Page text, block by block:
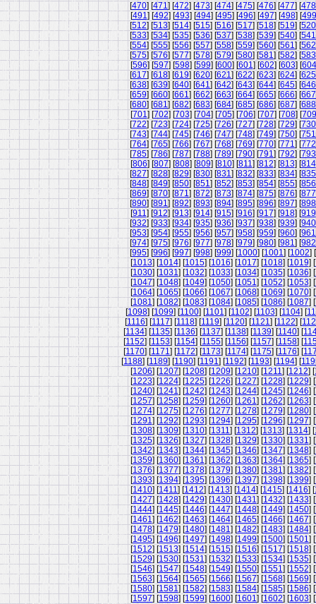
[470] [471] [472] [473] [474] [475] [476] [477] [478
[491] [492] [493] [494] [495] [496] [497] [498] [499
[512] [513] [514] [515] [516] [517] [518] [519] [520
[533] [534] [535] [536] [537] [538] [539] [540] [541
[554] [555] [556] [557] [558] [559] [560] [561] [562
[575] [576] [577] [578] [579] [580] [581] [582] [583
[596] [597] [598] [599] [600] [601] [602] [603] [604
[617] [618] [619] [620] [621] [622] [623] [624] [625
[638] [639] [640] [641] [642] [643] [644] [645] [646
[659] [660] [661] [662] [663] [664] [665] [666] [667
[680] [681] [682] [683] [684] [685] [686] [687] [688
[701] [702] [703] [704] [705] [706] [707] [708] [709
[722] [723] [724] [725] [726] [727] [728] [729] [730
[743] [744] [745] [746] [747] [748] [749] [750] [751
[764] [765] [766] [767] [768] [769] [770] [771] [772
[785] [786] [787] [788] [789] [790] [791] [792] [793
[806] [807] [808] [809] [810] [811] [812] [813] [814
[827] [828] [829] [830] [831] [832] [833] [834] [835
[848] [849] [850] [851] [852] [853] [854] [855] [856
[869] [870] [871] [872] [873] [874] [875] [876] [877
[890] [891] [892] [893] [894] [895] [896] [897] [898
[911] [912] [913] [914] [915] [916] [917] [918] [919
[932] [933] [934] [935] [936] [937] [938] [939] [940
[953] [954] [955] [956] [957] [958] [959] [960] [961
[974] [975] [976] [977] [978] [979] [980] [981] [982
[995] [996] [997] [998] [999] [1000] [1001] [1002] [
[1013] [1014] [1015] [1016] [1017] [1018] [1019] [
[1030] [1031] [1032] [1033] [1034] [1035] [1036] [
[1047] [1048] [1049] [1050] [1051] [1052] [1053] [
[1064] [1065] [1066] [1067] [1068] [1069] [1070] [
[1081] [1082] [1083] [1084] [1085] [1086] [1087] [
[1098] [1099] [1100] [1101] [1102] [1103] [1104] [
[1116] [1117] [1118] [1119] [1120] [1121] [1122] [
[1134] [1135] [1136] [1137] [1138] [1139] [1140] [
[1152] [1153] [1154] [1155] [1156] [1157] [1158] [
[1170] [1171] [1172] [1173] [1174] [1175] [1176] [
[1188] [1189] [1190] [1191] [1192] [1193] [1194] [
[1206] [1207] [1208] [1209] [1210] [1211] [1212] [
[1223] [1224] [1225] [1226] [1227] [1228] [1229] [
[1240] [1241] [1242] [1243] [1244] [1245] [1246] [
[1257] [1258] [1259] [1260] [1261] [1262] [1263] [
[1274] [1275] [1276] [1277] [1278] [1279] [1280] [
[1291] [1292] [1293] [1294] [1295] [1296] [1297] [
[1308] [1309] [1310] [1311] [1312] [1313] [1314] [
[1325] [1326] [1327] [1328] [1329] [1330] [1331] [
[1342] [1343] [1344] [1345] [1346] [1347] [1348] [
[1359] [1360] [1361] [1362] [1363] [1364] [1365] [
[1376] [1377] [1378] [1379] [1380] [1381] [1382] [
[1393] [1394] [1395] [1396] [1397] [1398] [1399] [
[1410] [1411] [1412] [1413] [1414] [1415] [1416] [
[1427] [1428] [1429] [1430] [1431] [1432] [1433] [
[1444] [1445] [1446] [1447] [1448] [1449] [1450] [
[1461] [1462] [1463] [1464] [1465] [1466] [1467] [
[1478] [1479] [1480] [1481] [1482] [1483] [1484] [
[1495] [1496] [1497] [1498] [1499] [1500] [1501] [
[1512] [1513] [1514] [1515] [1516] [1517] [1518] [
[1529] [1530] [1531] [1532] [1533] [1534] [1535] [
[1546] [1547] [1548] [1549] [1550] [1551] [1552] [
[1563] [1564] [1565] [1566] [1567] [1568] [1569] [
[1580] [1581] [1582] [1583] [1584] [1585] [1586] [
[1597] [1598] [1599] [1600] [1601] [1602] [1603] [